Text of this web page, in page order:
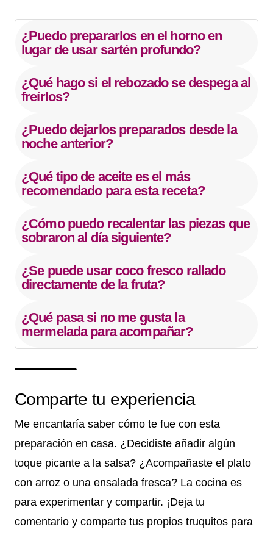
¿Puedo prepararlos en el horno en
lugar de usar sartén profundo?
¿Qué hago si el rebozado se despega al
freírlos?
¿Puedo dejarlos preparados desde la
noche anterior?
¿Qué tipo de aceite es el más
recomendado para esta receta?
¿Cómo puedo recalentar las piezas que
sobraron al día siguiente?
¿Se puede usar coco fresco rallado
directamente de la fruta?
¿Qué pasa si no me gusta la
mermelada para acompañar?
Comparte tu experiencia
Me encantaría saber cómo te fue con esta
preparación en casa. ¿Decidiste añadir algún
toque picante a la salsa? ¿Acompañaste el plato
con arroz o una ensalada fresca? La cocina es
para experimentar y compartir. ¡Deja tu
comentario y comparte tus propios truquitos para